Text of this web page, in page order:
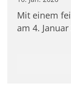
Mit einem
am 4.